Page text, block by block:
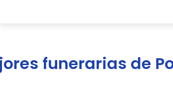
funerarias de